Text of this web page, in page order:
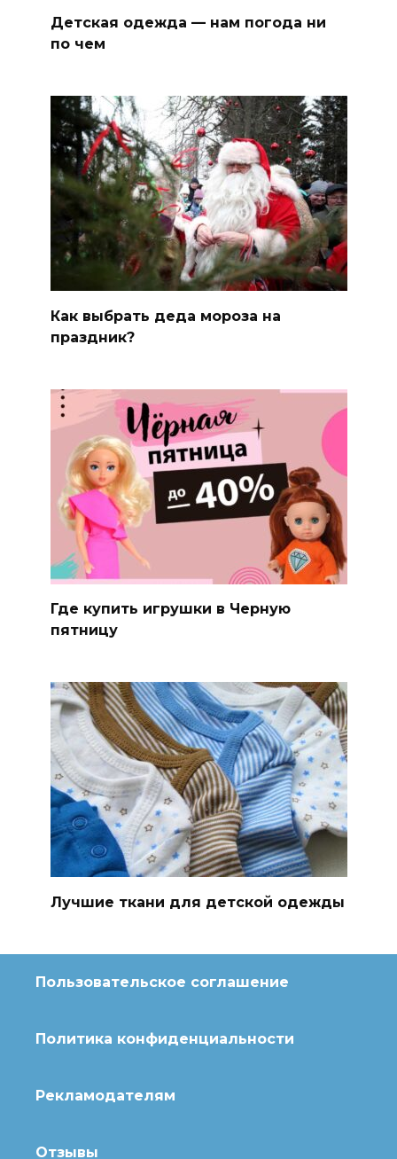
Детская одежда — нам погода ни
по чем
Как выбрать деда мороза на
праздник?
Где купить игрушки в Черную
пятницу
Лучшие ткани для детской одежды
Пользовательское соглашение
Политика конфиденциальности
Рекламодателям
Отзывы